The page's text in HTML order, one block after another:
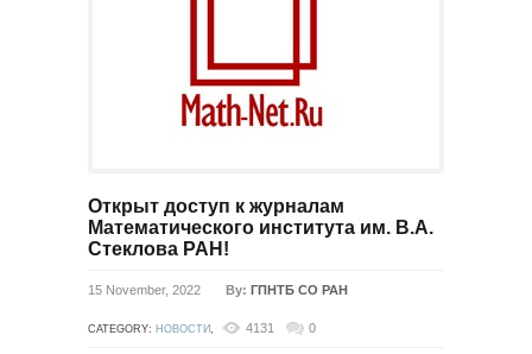
Открыт доступ к журналам
Математического института им. В.А.
Стеклова РАН!
15 November, 2022 By: ГПНТБ СО РАН
CATEGORY: НОВОСТИ, 4131 0